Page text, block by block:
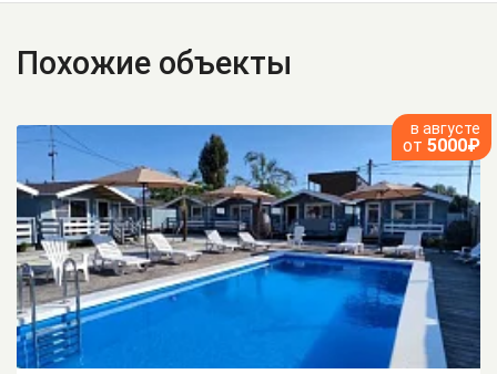
Похожие объекты
в августе
от 5000₽